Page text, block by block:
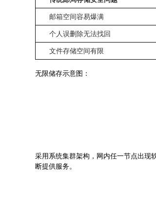
邮箱空间容易爆满
个人误删除无法找回
文件存储空间有限
无限储存示意图：
采用系统集群架构，网内任一节点出现
断提供服务。